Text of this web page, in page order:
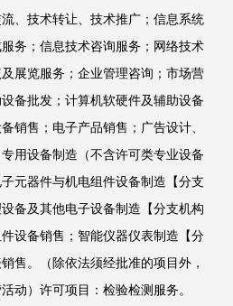
、技术转让、技术推广；信息系统
务；信息技术咨询服务；网络技术
展览服务；企业管理咨询；市场营
备批发；计算机软硬件及辅助设备
销售；电子产品销售；广告设计、
用设备制造（不含许可类专业设备
元器件与机电组件设备制造【分支
备及其他电子设备制造【分支机构
设备销售；智能仪器仪表制造【分
售。（除依法须经批准的项目外，
动）许可项目：检验检测服务。